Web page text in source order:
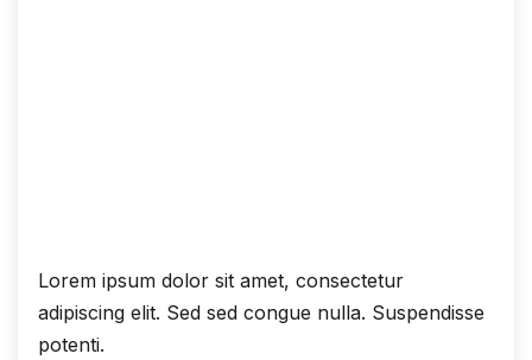
Lorem ipsum dolor sit amet, consectetur
adipiscing elit. Sed sed congue nulla. Suspendisse
potenti.